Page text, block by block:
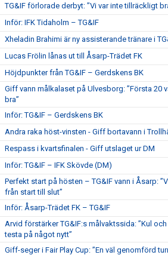
TG&IF förlorade derbyt: ”Vi var inte tillräckligt
Inför: IFK Tidaholm – TG&IF
Xheladin Brahimi är ny assisterande tränare i
Lucas Frölin lånas ut till Åsarp-Trädet FK
Höjdpunkter från TG&IF – Gerdskens BK
Giff vann målkalaset på Ulvesborg: ”Första 20
bra”
Inför: TG&IF – Gerdskens BK
Andra raka höst-vinsten - Giff bortavann i
Respass i kvartsfinalen - Giff utslaget ur DM
Inför: TG&IF – IFK Skövde (DM)
Perfekt start på hösten – TG&IF vann i Åsarp:
från start till slut”
Inför: Åsarp-Trädet FK – TG&IF
Arvid förstärker TG&IF:s målvaktssida: ”Kul
testa på något nytt”
Giff-seger i Fair Play Cup: ”En väl genomförd